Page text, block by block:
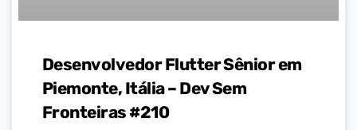
Desenvolvedor Flutter Sênior em
Piemonte, Itália – Dev Sem
Fronteiras #210